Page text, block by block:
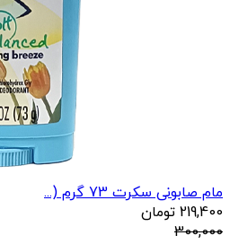
مام صابونی سکرت 73 گرم (...
219,400 تومان
300,000